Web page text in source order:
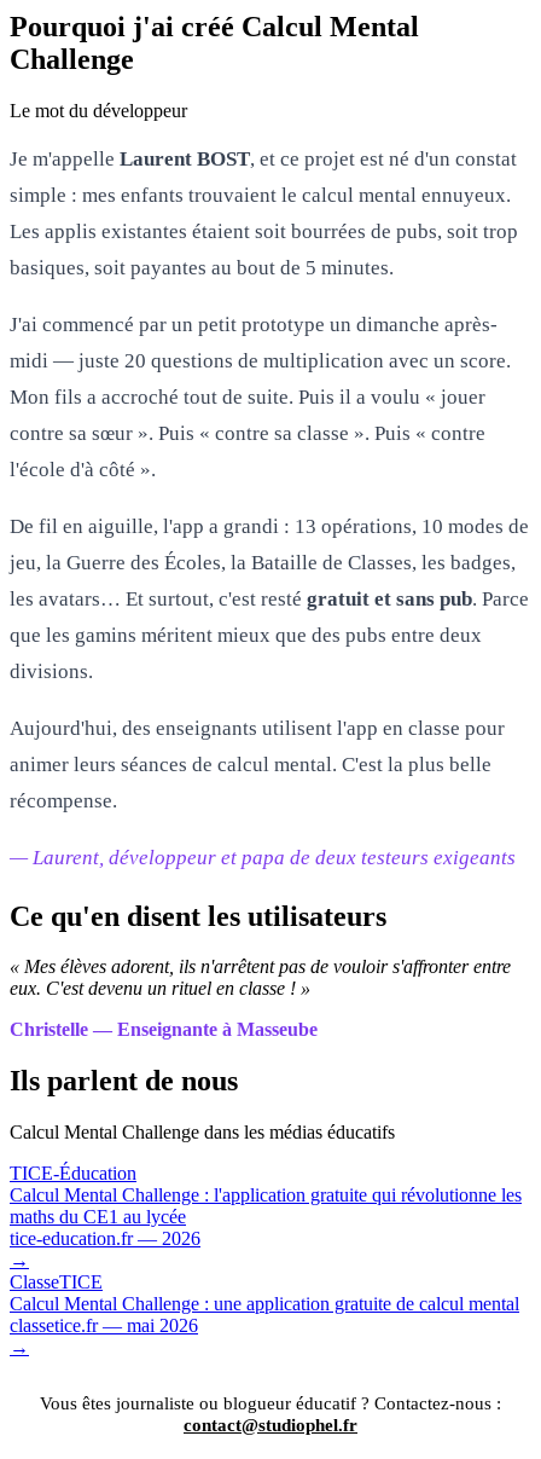
Pourquoi j'ai créé Calcul Mental
Challenge
Le mot du développeur
Je m'appelle Laurent BOST, et ce projet est né d'un constat
simple : mes enfants trouvaient le calcul mental ennuyeux.
Les applis existantes étaient soit bourrées de pubs, soit trop
basiques, soit payantes au bout de 5 minutes.
J'ai commencé par un petit prototype un dimanche après-
midi — juste 20 questions de multiplication avec un score.
Mon fils a accroché tout de suite. Puis il a voulu « jouer
contre sa sœur ». Puis « contre sa classe ». Puis « contre
l'école d'à côté ».
De fil en aiguille, l'app a grandi : 13 opérations, 10 modes de
jeu, la Guerre des Écoles, la Bataille de Classes, les badges,
les avatars… Et surtout, c'est resté gratuit et sans pub. Parce
que les gamins méritent mieux que des pubs entre deux
divisions.
Aujourd'hui, des enseignants utilisent l'app en classe pour
animer leurs séances de calcul mental. C'est la plus belle
récompense.
— Laurent, développeur et papa de deux testeurs exigeants
Ce qu'en disent les utilisateurs
« Mes élèves adorent, ils n'arrêtent pas de vouloir s'affronter entre
eux. C'est devenu un rituel en classe ! »
Christelle — Enseignante à Masseube
Ils parlent de nous
Calcul Mental Challenge dans les médias éducatifs
TICE-Éducation
Calcul Mental Challenge : l'application gratuite qui révolutionne les
maths du CE1 au lycée
tice-education.fr — 2026
→
ClasseTICE
Calcul Mental Challenge : une application gratuite de calcul mental
classetice.fr — mai 2026
→
Vous êtes journaliste ou blogueur éducatif ? Contactez-nous :
contact@studiophel.fr